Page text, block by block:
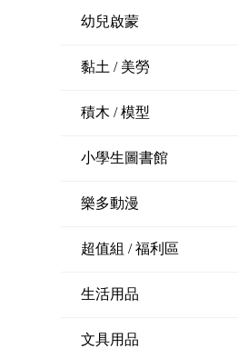
幼兒啟蒙
黏土 / 美勞
積木 / 模型
小學生圖書館
樂多動漫
超值組 / 福利區
生活用品
文具用品